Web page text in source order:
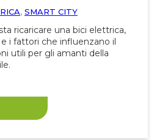
, SMART CITY
ricaricare una bici elettrica,
i fattori che influenzano il
utili per gli amanti della